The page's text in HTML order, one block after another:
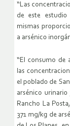
“Las
de este estudio
mismas
a arsénico
“El consumo de
las
el poblado de
arsénico
Rancho La
371 mg/kg de